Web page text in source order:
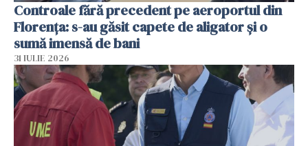
Controale fără precedent pe aeroportul din
Florența: s-au găsit capete de aligator și o
sumă imensă de bani
31 IULIE 2026